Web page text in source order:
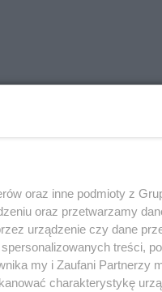
Jedna osoba trafiła
około 65-lat z objawami
oraz inne podmioty z
oraz przetwarzamy
urządzenie czy dane
treści,
my i Zaufani Partnerzy
charakterystykę